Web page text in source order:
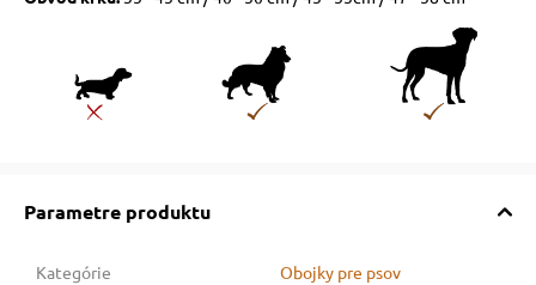
Parametre produktu
Kategórie Obojky pre psov